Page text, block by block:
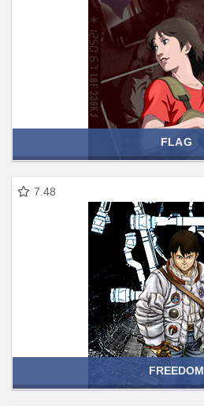
FLAG
7.48
FREEDOM